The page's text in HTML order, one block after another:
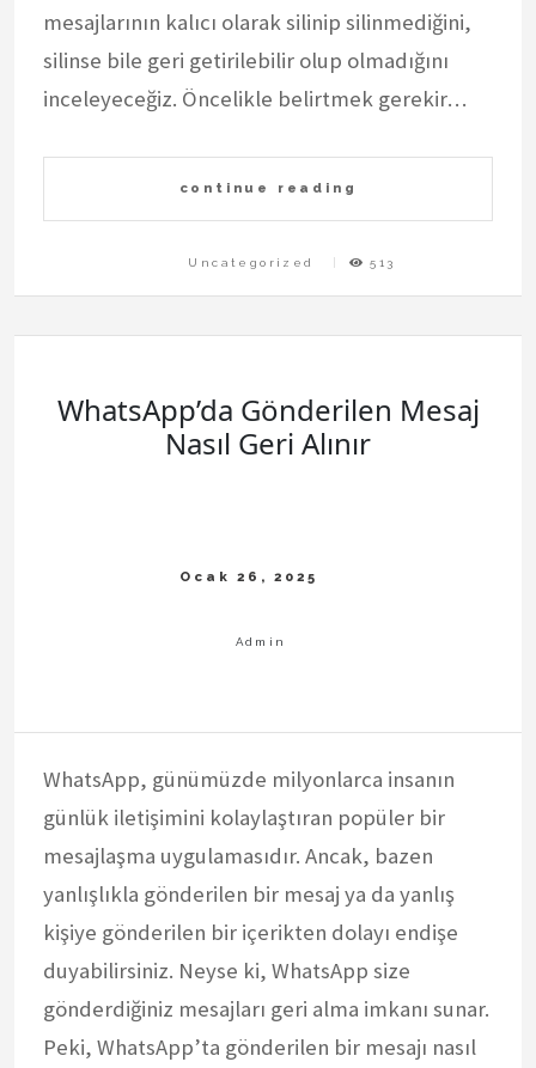
mesajlarının kalıcı olarak silinip silinmediğini,
silinse bile geri getirilebilir olup olmadığını
inceleyeceğiz. Öncelikle belirtmek gerekir…
continue reading
Uncategorized 513
WhatsApp’da Gönderilen Mesaj
Nasıl Geri Alınır
WhatsApp, günümüzde milyonlarca insanın
günlük iletişimini kolaylaştıran popüler bir
mesajlaşma uygulamasıdır. Ancak, bazen
yanlışlıkla gönderilen bir mesaj ya da yanlış
kişiye gönderilen bir içerikten dolayı endişe
duyabilirsiniz. Neyse ki, WhatsApp size
gönderdiğiniz mesajları geri alma imkanı sunar.
Peki, WhatsApp’ta gönderilen bir mesajı nasıl